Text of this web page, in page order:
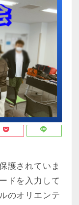
護されていま
ドを入力して
のオリエンテ